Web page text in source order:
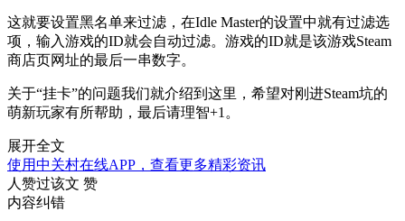
这就要设置黑名单来过滤，在Idle Master的设置中就有过滤选
项，输入游戏的ID就会自动过滤。游戏的ID就是该游戏Steam
商店页网址的最后一串数字。
关于“挂卡”的问题我们就介绍到这里，希望对刚进Steam坑的
萌新玩家有所帮助，最后请理智+1。
展开全文
使用中关村在线APP，查看更多精彩资讯
人赞过该文 赞
内容纠错